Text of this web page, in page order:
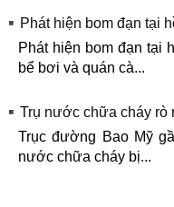
Phát hiện bom đạn tại
Phát hiện bom đạn tại
bể bơi và quán cà...
Trụ nước chữa cháy rò
Trục đường Bao Mỹ
nước chữa cháy bị...